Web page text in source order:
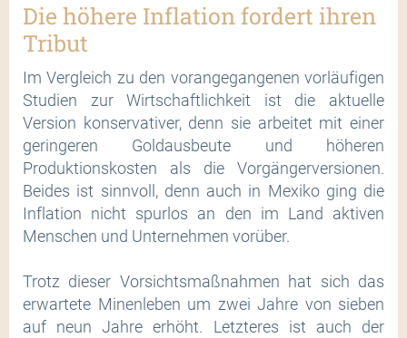
Die höhere Inflation fordert ihren
Tribut
Im Vergleich zu den vorangegangenen vorläufigen
Studien zur Wirtschaftlichkeit ist die aktuelle
Version konservativer, denn sie arbeitet mit einer
geringeren Goldausbeute und höheren
Produktionskosten als die Vorgängerversionen.
Beides ist sinnvoll, denn auch in Mexiko ging die
Inflation nicht spurlos an den im Land aktiven
Menschen und Unternehmen vorüber.
Trotz dieser Vorsichtsmaßnahmen hat sich das
erwartete Minenleben um zwei Jahre von sieben
auf neun Jahre erhöht. Letzteres ist auch der